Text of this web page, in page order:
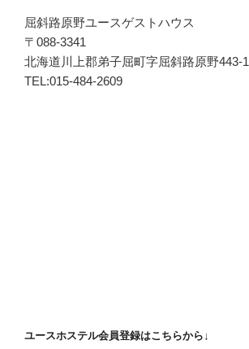
屈斜路原野ユースゲストハウス
〒088-3341
北海道川上郡弟子屈町字屈斜路原野443-1
TEL:015-484-2609
ユースホステル会員登録はこちらから↓